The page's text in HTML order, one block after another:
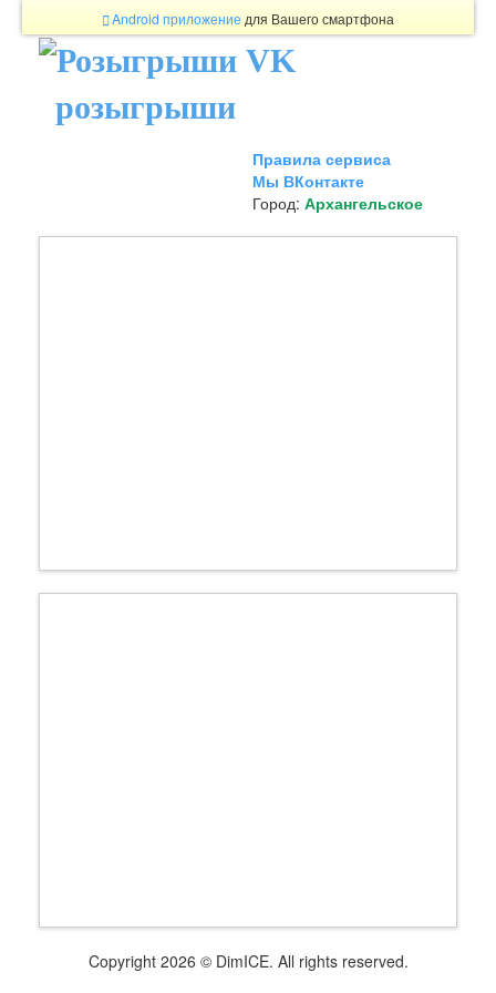
Android приложение для Вашего смартфона
розыгрыши
Правила сервиса
Мы ВКонтакте
Город: Архангельское
Copyright 2026 © DimICE. All rights reserved.